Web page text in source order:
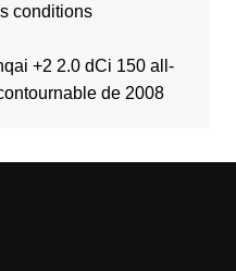
conditions
+2 2.0 dCi 150 all-
de 2008